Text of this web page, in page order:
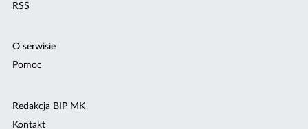
RSS
O serwisie
Pomoc
Redakcja BIP MK
Kontakt